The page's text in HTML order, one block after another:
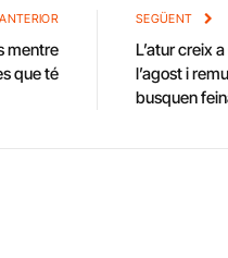
ANTERIOR
mentre
que té
SEGÜENT
L’atur creix
l’agost i
busquen